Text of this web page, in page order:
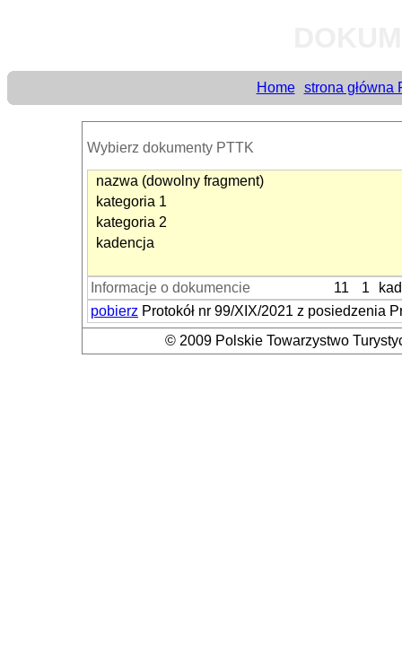
Home strona główna
Wybierz dokumenty PTTK
nazwa (dowolny fragment)
kategoria 1
kategoria 2
kadencja
Informacje o dokumencie 11 1
pobierz Protokół nr 99/XIX/2021 z posiedzenia
© 2009 Polskie Towarzystwo